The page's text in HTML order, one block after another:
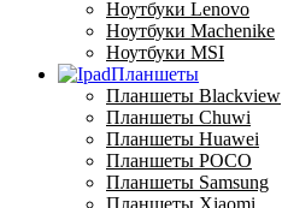
Ноутбуки Lenovo
Ноутбуки Machenike
Ноутбуки MSI
Планшеты
Планшеты Blackview
Планшеты Chuwi
Планшеты Huawei
Планшеты POCO
Планшеты Samsung